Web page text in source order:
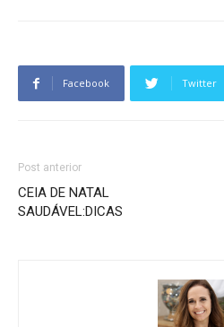
Facebook Twitter
Post anterior
CEIA DE NATAL
SAUDÁVEL:DICAS